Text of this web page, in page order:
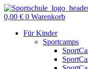
Zum
Inhalt
0,00 € 0 Warenkorb
Für Kinder
Sportcamps